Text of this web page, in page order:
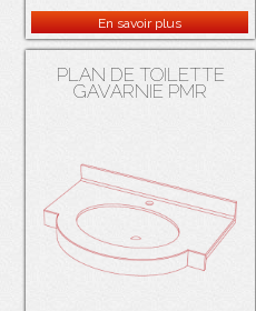
synthèse SALAMANDRE ® . 3 cuves
en résine de synthèse SALAMANDRE
® blanche avec trop-plein.
En savoir plus
PLAN DE TOILETTE
GAVARNIE PMR